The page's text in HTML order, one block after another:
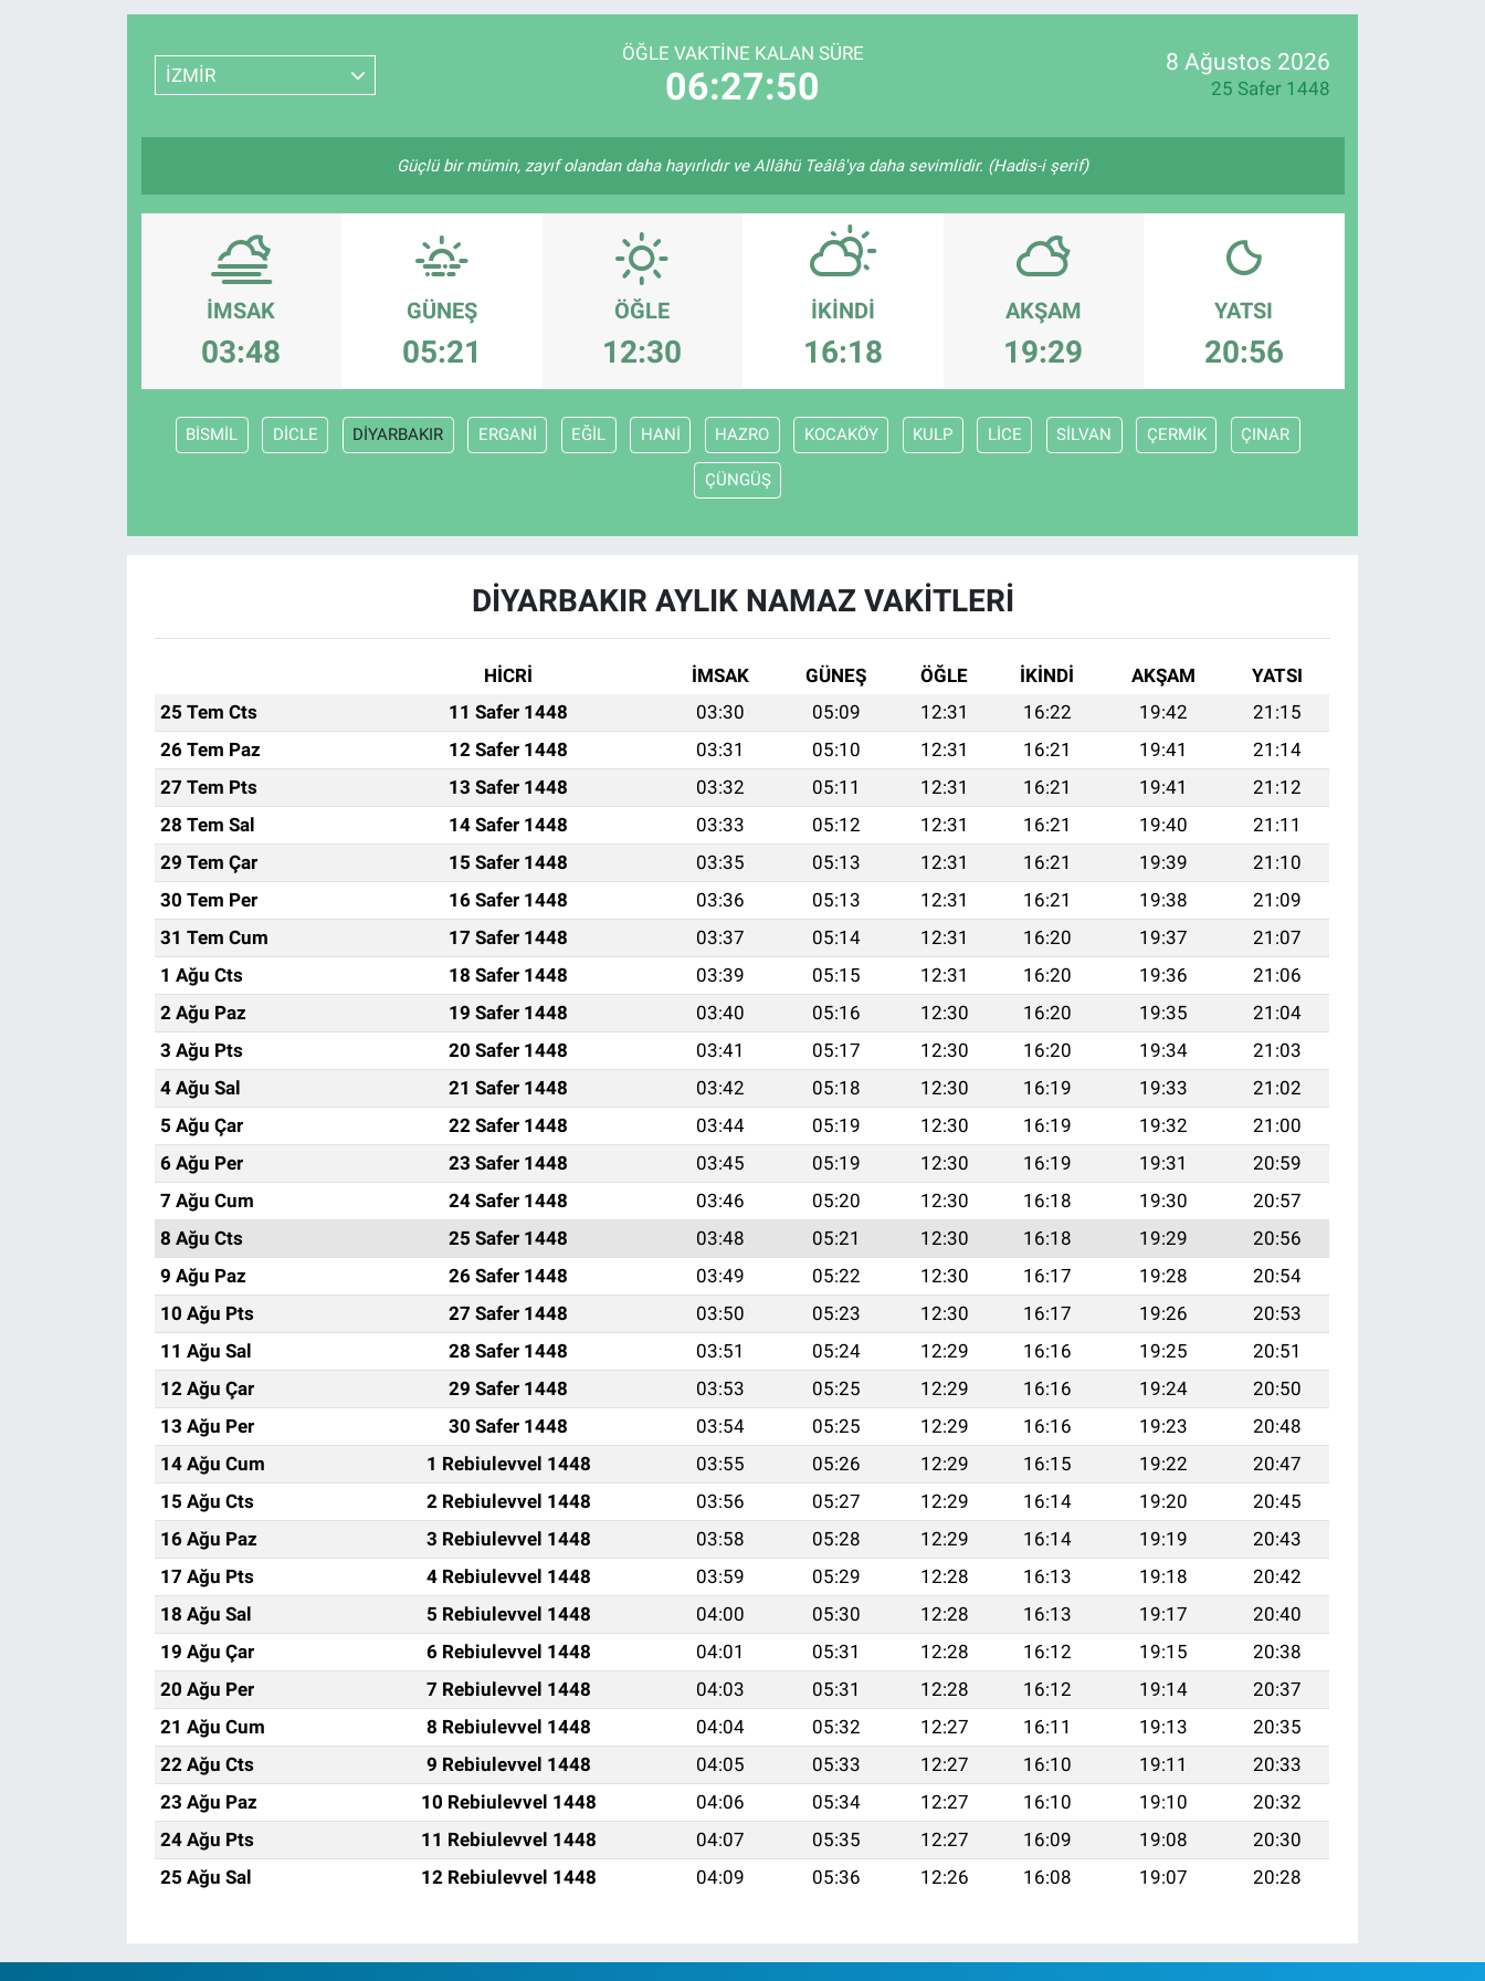
EURO
İZMİR
ÖĞLE VAKTINE KALAN SÜRE
06:27:49
8 Ağustos 2026
25 Safer 1448
Güçlü bir mümin, zayıf olandan daha hayırlıdır ve Allâhü Teâlâ'ya daha sevimlidir. (Hadis-i şerif)
İMSAK
03:48
GÜNEŞ
05:21
ÖĞLE
12:30
İKINDI
16:18
AKŞAM
19:29
YATSI
20:56
BİSMİL DİCLE DİYARBAKIR ERGANİ EĞİL HANİ HAZRO KOCAKÖY KULP LİCE SİLVAN ÇERMİK ÇINAR
ÇÜNGÜŞ
DİYARBAKIR AYLIK NAMAZ VAKITLERI
HİCRİ İMSAK GÜNEŞ ÖĞLE İKINDI AKŞAM
YATSI
25 Tem Cts
11 Safer 1448 03:30 05:09 12:31 16:22 19:42
21:15
26 Tem Paz
12 Safer 1448 03:31 05:10 12:31 16:21 19:41
21:14
27 Tem Pts
13 Safer 1448 03:32 05:11 12:31 16:21 19:41
21:12
28 Tem Sal
14 Safer 1448 03:33 05:12 12:31 16:21 19:40
21:11
29 Tem Çar
15 Safer 1448 03:35 05:13 12:31 16:21 19:39
21:10
30 Tem Per
16 Safer 1448 03:36 05:13 12:31 16:21 19:38
21:09
31 Tem Cum
17 Safer 1448 03:37 05:14 12:31 16:20 19:37
21:07
1 Ağu Cts
18 Safer 1448 03:39 05:15 12:31 16:20 19:36
21:06
2 Ağu Paz
19 Safer 1448 03:40 05:16 12:30 16:20 19:35
21:04
3 Ağu Pts
20 Safer 1448 03:41 05:17 12:30 16:20 19:34
21:03
4 Ağu Sal
21 Safer 1448 03:42 05:18 12:30 16:19 19:33
21:02
5 Ağu Çar
22 Safer 1448 03:44 05:19 12:30 16:19 19:32
21:00
6 Ağu Per
23 Safer 1448 03:45 05:19 12:30 16:19 19:31
20:59
7 Ağu Cum
24 Safer 1448 03:46 05:20 12:30 16:18 19:30
20:57
8 Ağu Cts
25 Safer 1448 03:48 05:21 12:30 16:18 19:29
20:56
9 Ağu Paz
26 Safer 1448 03:49 05:22 12:30 16:17 19:28
20:54
10 Ağu Pts
27 Safer 1448 03:50 05:23 12:30 16:17 19:26
20:53
11 Ağu Sal
28 Safer 1448 03:51 05:24 12:29 16:16 19:25
20:51
12 Ağu Çar
29 Safer 1448 03:53 05:25 12:29 16:16 19:24
20:50
13 Ağu Per
30 Safer 1448 03:54 05:25 12:29 16:16 19:23
20:48
14 Ağu Cum
1 Rebiulevvel 1448 03:55 05:26 12:29 16:15 19:22
20:47
15 Ağu Cts
2 Rebiulevvel 1448 03:56 05:27 12:29 16:14 19:20
20:45
16 Ağu Paz
3 Rebiulevvel 1448 03:58 05:28 12:29 16:14 19:19
20:43
17 Ağu Pts
4 Rebiulevvel 1448 03:59 05:29 12:28 16:13 19:18
20:42
18 Ağu Sal
5 Rebiulevvel 1448 04:00 05:30 12:28 16:13 19:17
20:40
19 Ağu Çar
6 Rebiulevvel 1448 04:01 05:31 12:28 16:12 19:15
20:38
20 Ağu Per
7 Rebiulevvel 1448 04:03 05:31 12:28 16:12 19:14
20:37
21 Ağu Cum
8 Rebiulevvel 1448 04:04 05:32 12:27 16:11 19:13
20:35
22 Ağu Cts
9 Rebiulevvel 1448 04:05 05:33 12:27 16:10 19:11
20:33
23 Ağu Paz
10 Rebiulevvel 1448 04:06 05:34 12:27 16:10 19:10
20:32
24 Ağu Pts
11 Rebiulevvel 1448 04:07 05:35 12:27 16:09 19:08
20:30
25 Ağu Sal
12 Rebiulevvel 1448 04:09 05:36 12:26 16:08 19:07 20:28
Resmi Reklam